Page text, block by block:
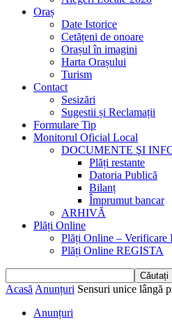
Oraș
Date Istorice
Cetățeni de onoare
Orașul în imagini
Harta Orașului
Turism
Contact
Sesizări
Sugestii și Reclamații
Formulare Tip
Monitorul Oficial Local
DOCUMENTE ŞI
Plăți restante
Datoria Publică
Bilanț
Împrumut bancar
ARHIVĂ
Plăți Online
Plăți Online – Verificare
Plăți Online REGISTA
Acasă Anunțuri Sensuri unice lângă
Anunțuri